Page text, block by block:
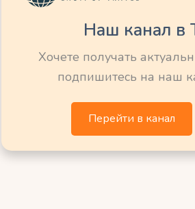
увидеть за короткое
наследия Греции. Кроме того,
время на пляжах
незабываемое
места в Греции на
Наш канал в
Хочете получать
подпишитесь на наш
Перейти в канал